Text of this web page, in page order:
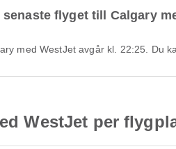
flyget till Calgary
med WestJet avgår kl. 22:25. Du
WestJet per